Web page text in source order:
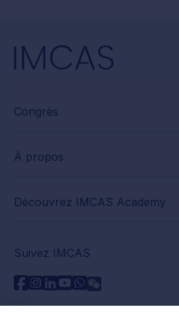
Congrès
À propos
Découvrez IMCAS Academy
Suivez IMCAS